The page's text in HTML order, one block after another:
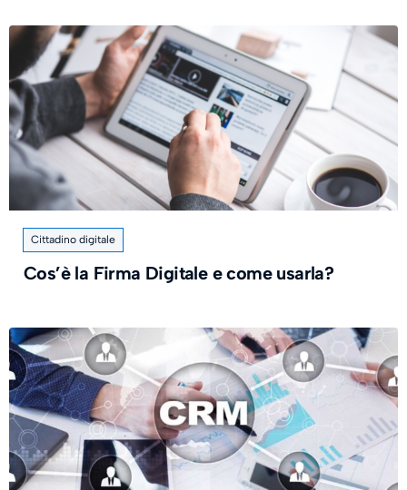
Cittadino digitale
Cos’è la Firma Digitale e come usarla?